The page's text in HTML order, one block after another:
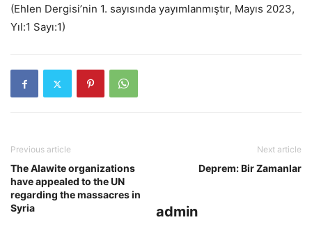
(Ehlen Dergisi’nin 1. sayısında yayımlanmıştır, Mayıs 2023,
Yıl:1 Sayı:1)
Previous article
The Alawite organizations
have appealed to the UN
regarding the massacres in
Syria
Next article
Deprem: Bir Zamanlar
admin